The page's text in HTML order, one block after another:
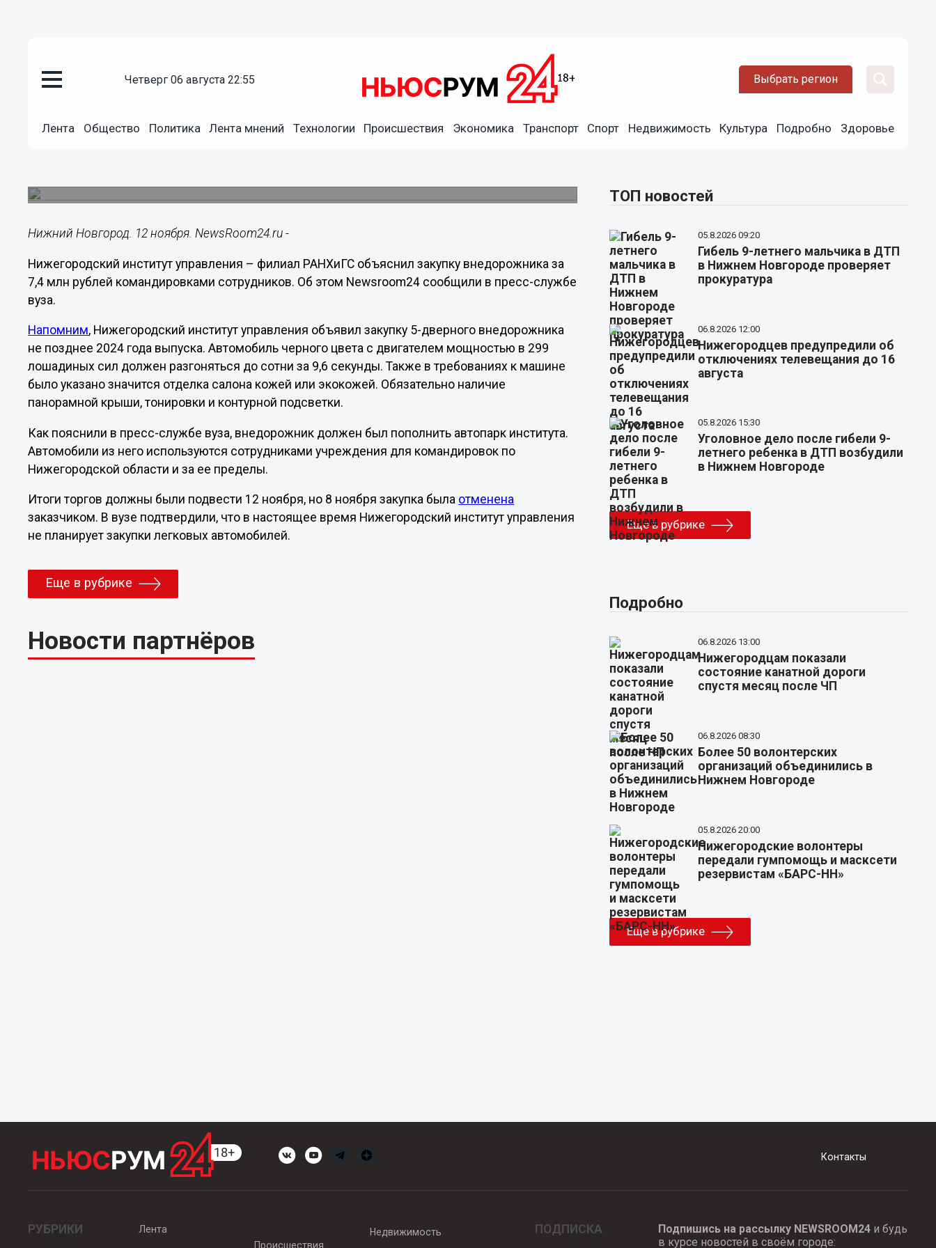
четверг 06 августа 22:55 Выбрать регион
Лента Общество Политика Лента мнений Технологии Происшествия Экономика Транспорт Спорт Недвижимость Культура Подробно Здоровье
Нижегородский филиал РАНХиГС объяснил закупку
Нижний Новгород. 12 ноября. NewsRoom24.ru -
Нижегородский институт управления – филиал РАНХиГС объяснил закупку внедорожника за
7,4 млн рублей командировками сотрудников. Об этом Newsroom24 сообщили в пресс-службе
вуза.
Напомним, Нижегородский институт управления объявил закупку 5-дверного внедорожника
не позднее 2024 года выпуска. Автомобиль черного цвета с двигателем мощностью в 299
лошадиных сил должен разгоняться до сотни за 9,6 секунды. Также в требованиях к машине
было указано значится отделка салона кожей или экокожей. Обязательно наличие
панорамной крыши, тонировки и контурной подсветки.
Как пояснили в пресс-службе вуза, внедорожник должен был пополнить автопарк института.
Автомобили из него используются сотрудниками учреждения для командировок по
Нижегородской области и за ее пределы.
Итоги торгов должны были подвести 12 ноября, но 8 ноября закупка была отменена
заказчиком. В вузе подтвердили, что в настоящее время Нижегородский институт управления
не планирует закупки легковых автомобилей.
Еще в рубрике
Новости партнёров
ТОП новостей
05.8.2026 09:20
Гибель 9-летнего мальчика в ДТП
в Нижнем Новгороде проверяет
прокуратура
06.8.2026 12:00
Нижегородцев предупредили об
отключениях телевещания до 16
августа
05.8.2026 15:30
Уголовное дело после гибели 9-
летнего ребенка в ДТП возбудили
в Нижнем Новгороде
Еще в рубрике
Подробно
06.8.2026 13:00
Нижегородцам показали
состояние канатной дороги
спустя месяц после ЧП
06.8.2026 08:30
Более 50 волонтерских
организаций объединились в
Нижнем Новгороде
05.8.2026 20:00
Нижегородские волонтеры
передали гумпомощь и масксети
резервистам «БАРС-НН»
Еще в рубрике
Контакты
РУБРИКИ
Лента
Происшествия
Недвижимость ПОДПИСКА Подпишись на рассылку NEWSROOM24и будь
в курсе новостей в своём городе: